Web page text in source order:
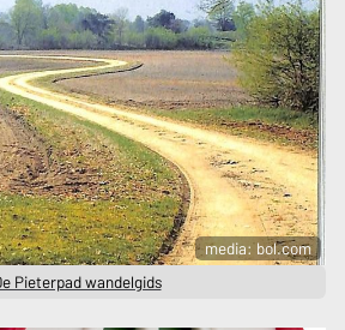
media: bol.com
Pieterpad wandelgids